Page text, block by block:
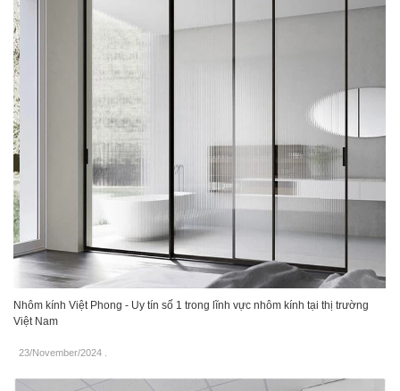
Nhôm kính Việt Phong - Uy tín số 1 trong lĩnh vực nhôm kính tại thị trường
Việt Nam
23/November/2024